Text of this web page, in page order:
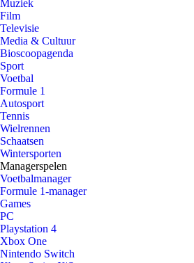
Muziek
Film
Televisie
Media & Cultuur
Bioscoopagenda
Sport
Voetbal
Formule 1
Autosport
Tennis
Wielrennen
Schaatsen
Wintersporten
Managerspelen
Voetbalmanager
Formule 1-manager
Games
PC
Playstation 4
Xbox One
Nintendo Switch